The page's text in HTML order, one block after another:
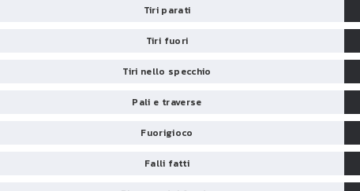
Tiri parati
Tiri fuori
Tiri nello specchio
Pali e traverse
Fuorigioco
Falli fatti